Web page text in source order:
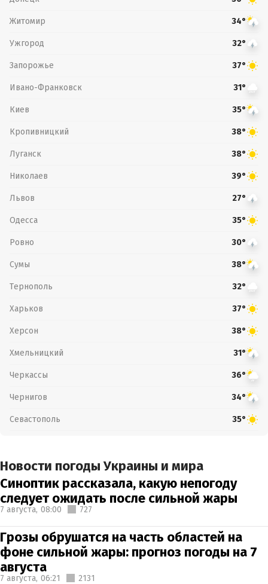
Житомир 34°
Ужгород 32°
Запорожье 37°
Ивано-Франковск 31°
Киев 35°
Кропивницкий 38°
Луганск 38°
Николаев 39°
Львов 27°
Одесса 35°
Ровно 30°
Сумы 38°
Тернополь 32°
Харьков 37°
Херсон 38°
Хмельницкий 31°
Черкассы 36°
Чернигов 34°
Севастополь 35°
Новости погоды Украины и мира
Синоптик рассказала, какую непогоду
следует ожидать после сильной жары
7 августа, 08:00 727
Грозы обрушатся на часть областей на
фоне сильной жары: прогноз погоды на 7
августа
7 августа, 06:21 2131